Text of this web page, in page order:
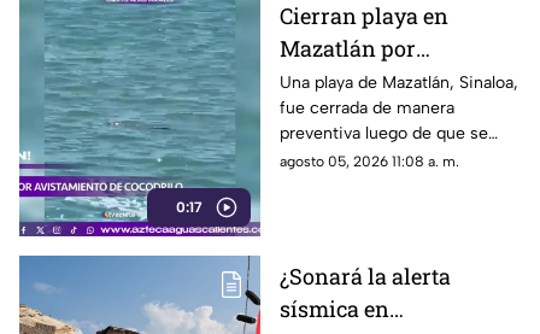
0:17
Cierran playa en
Mazatlán por
avistamiento de
cocodrilo
Una playa de Mazatlán, Sinaloa,
fue cerrada de manera
preventiva luego de que se
reportara el avistamiento de un
agosto 05, 2026 11:08 a. m.
¿Sonará la alerta
sísmica en